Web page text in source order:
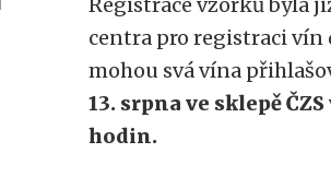
centra pro registraci vín
mohou svá vína
13. srpna ve sklepě
hodin.